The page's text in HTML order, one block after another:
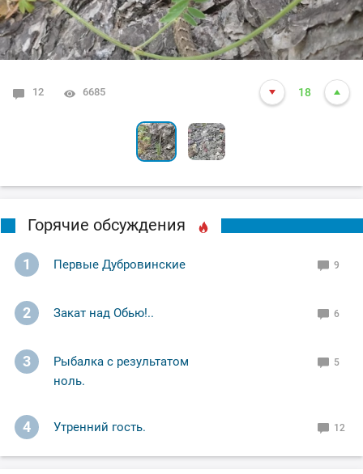
12 6685 18
0 4482 3
Горячие обсуждения
1 Первые Дубровинские 9
2 Закат над Обью!.. 6
3
Рыбалка с результатом
ноль.
5
4 Утренний гость. 12